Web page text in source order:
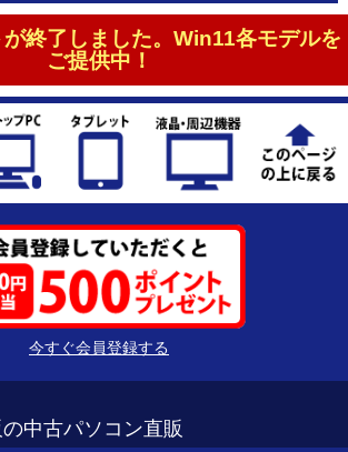
終了しました。Win11各モデルを
ご提供中！
今すぐ会員登録する
中古パソコン直販